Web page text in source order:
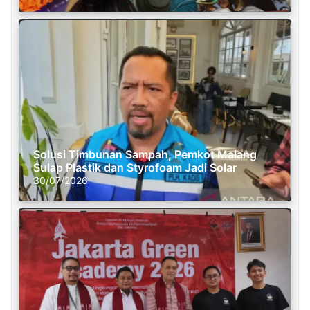
Solusi Timbunan Sampah, Pemkot Malang
Sulap Plastik dan Styrofoam Jadi Solar
30/07/2026